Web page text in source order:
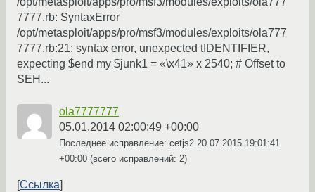
7777.rb: SyntaxError
/opt/metasploit/apps/pro/msf3/modules/exploits/ola777
7777.rb:21: syntax error, unexpected tIDENTIFIER,
expecting $end my $junk1 = «\x41» x 2540; # Offset to
SEH...
ola7777777
05.01.2014 02:00:49 +00:00
Последнее исправление: cetjs2 20.07.2015 19:01:41
+00:00 (всего исправлений: 2)
Ссылка